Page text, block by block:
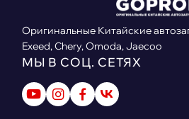
Оригинальные Китайские
Exeed, Chery, Omoda, Jaecoo
МЫ В СОЦ. СЕТЯХ